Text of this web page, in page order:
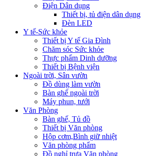
Điện Dân dụng
Thiết bị, tủ điện dân dụng
Đèn LED
Y tế-Sức khỏe
Thiết bị Y tế Gia Đình
Chăm sóc Sức khỏe
Thực phẩm Dinh dưỡng
Thiết bị Bệnh viện
Ngoài trời, Sân vườn
Đồ dùng làm vườn
Bàn ghế ngoài trời
Máy phun, tưới
Văn Phòng
Bàn ghế, Tủ đồ
Thiết bị Văn phòng
Hộp cơm,Bình giữ nhiệt
Văn phòng phẩm
Đồ nghỉ trưa Văn phòng